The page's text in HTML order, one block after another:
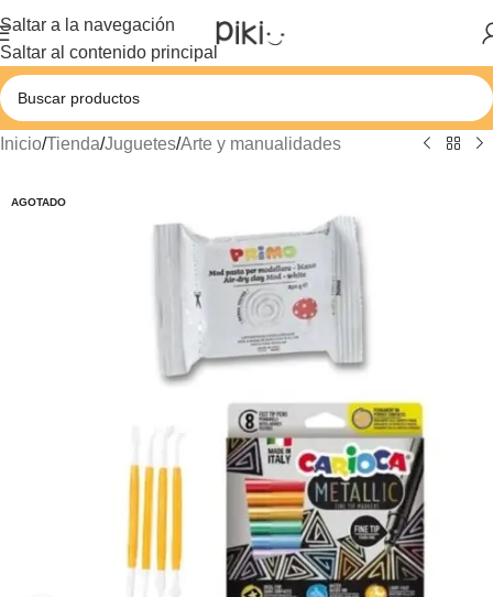
Saltar a la navegación
Saltar al contenido principal
Inicio/Tienda/Juguetes/Arte y manualidades
AGOTADO